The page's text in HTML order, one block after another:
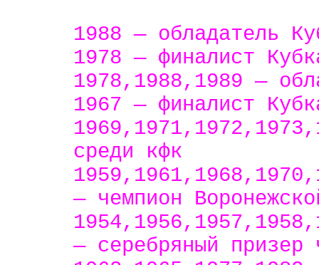
1988 — обладатель
1978 — финалист
1978,1988,1989 —
1967 — финалист
среди кфк
— чемпион
— серебряный призер